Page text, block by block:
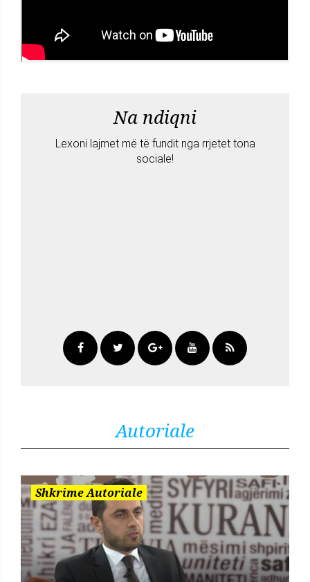
Na ndiqni
Lexoni lajmet më të fundit nga rrjetet tona
sociale!
Autoriale
Shkrime Autoriale